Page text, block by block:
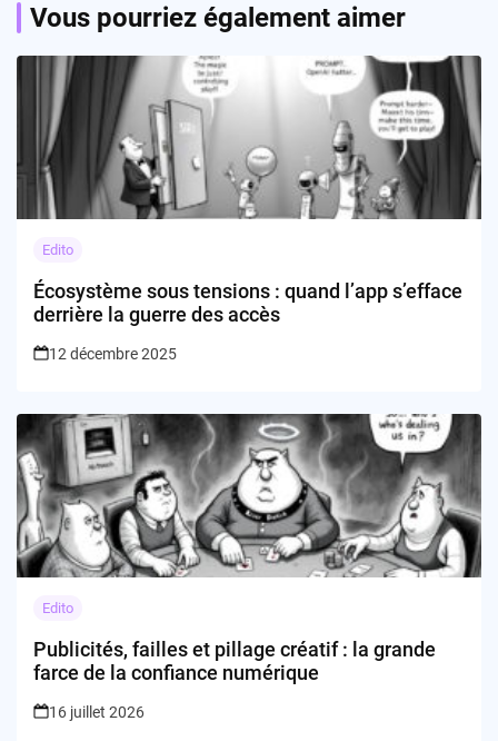
Vous pourriez également aimer
Edito
Écosystème sous tensions : quand l’app s’efface
derrière la guerre des accès
12 décembre 2025
Edito
Publicités, failles et pillage créatif : la grande
farce de la confiance numérique
16 juillet 2026